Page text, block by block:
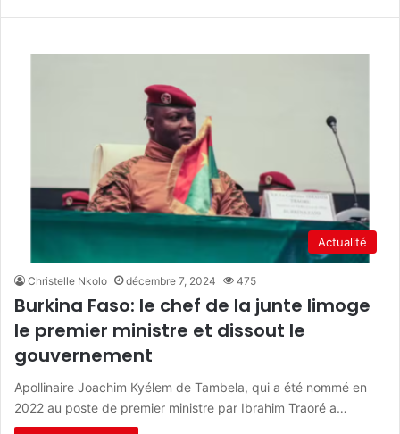
Actualité
Christelle Nkolo décembre 7, 2024 475
Burkina Faso: le chef de la junte limoge
le premier ministre et dissout le
gouvernement
Apollinaire Joachim Kyélem de Tambela, qui a été nommé en
2022 au poste de premier ministre par Ibrahim Traoré a…